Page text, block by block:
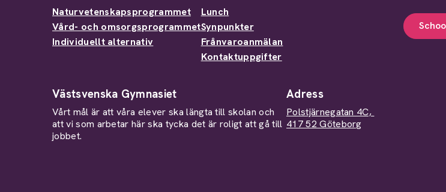
Naturvetenskapsprogrammet
Vård- och omsorgsprogrammet
Individuellt alternativ
Lunch
Synpunkter
Frånvaroanmälan
Kontaktuppgifter
Västsvenska Gymnasiet
Vårt mål är att våra elever ska längta till skolan och
att vi som arbetar här ska tycka det är roligt att gå till
jobbet.
Adress
Polstjärnegatan 4C,
417 52 Göteborg